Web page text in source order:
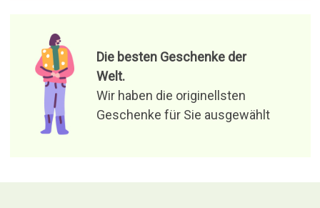
Die besten Geschenke der
Welt.
Wir haben die originellsten
Geschenke für Sie ausgewählt